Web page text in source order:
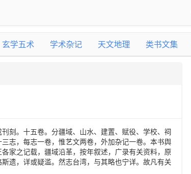
玄学五术 学术杂记 天文地理 类书文集
刻。十五卷。分疆域、山水、建置、赋役、学校、祠
志，每志一卷，惟艺文两卷，外加杂记一卷。本书舆
家之记载，疆域沿革，按年叙述，广录有关资料，原
遗，详或疑滥。然志台湾，与其略也宁详。故凡有关